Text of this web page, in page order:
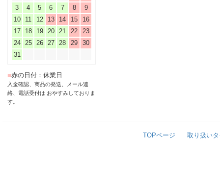
3
4 5 6 7 8
9
10
11 12 13 14 15
16
17
18 19 20 21 22
23
24
25 26 27 28 29
30
31
■赤の日付：休業日
入金確認、商品の発送、メール連
絡、電話受付は おやすみしておりま
す。
TOPページ 取り扱い